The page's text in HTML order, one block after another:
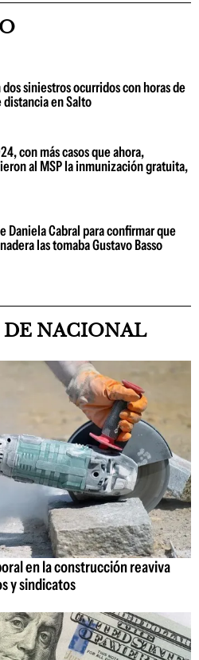
siniestros ocurridos con horas de
en Salto
con más casos que ahora,
al MSP la inmunización gratuita,
Daniela Cabral para confirmar que
las tomaba Gustavo Basso
NACIONAL
en la construcción reaviva
y sindicatos